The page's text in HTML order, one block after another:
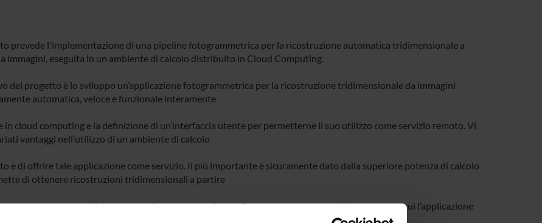
prevede l'implementazione di una pipeline fotogrammetrica per la ricostruzione automatica tridimensionale a
immagini, eseguita in un ambiente di calcolo distribuito in Cloud Computing.
del progetto è lo sviluppo un’applicazione fotogrammetrica per la ricostruzione tridimensionale da immagini
automatica, veloce e funzionale interamente
in cloud computing e la definizione di un’interfaccia utente per permetterne il suo utilizzo come servizio remoto. Vi
vantaggi nell’utilizzo di un ambiente di calcolo
e di offrire tale applicazione come servizio. Il più importante è sicuramente dato dalla superiore potenza di calcolo
di ottenere ricostruzioni tridimensionali a partire
molto elevato di foto e quindi di coprire grandi aree. Questo sarebbe impossibile nel caso in cui l’applicazione